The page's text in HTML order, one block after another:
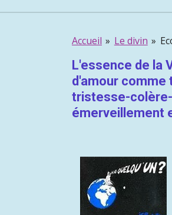
Accueil » Le divin »
L'essence de la
d'amour
tristesse-
émerveillement